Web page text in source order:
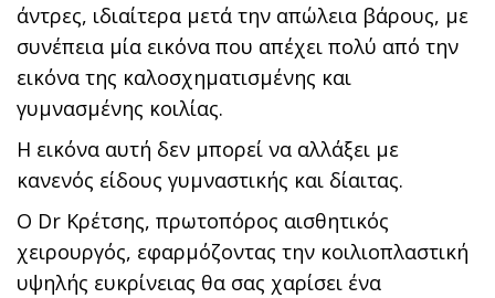
άντρες, ιδιαίτερα μετά την απώλεια βάρους, με
συνέπεια μία εικόνα που απέχει πολύ από την
εικόνα της καλοσχηματισμένης και
γυμνασμένης κοιλίας.
Η εικόνα αυτή δεν μπορεί να αλλάξει με
κανενός είδους γυμναστικής και δίαιτας.
Ο Dr Κρέτσης, πρωτοπόρος αισθητικός
χειρουργός, εφαρμόζοντας την κοιλιοπλαστική
υψηλής ευκρίνειας θα σας χαρίσει ένα